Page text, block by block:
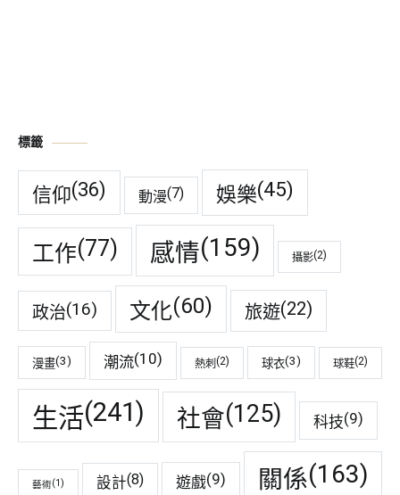
標籤
信仰(36) 動漫(7) 娛樂(45)
工作(77) 感情(159) 攝影(2)
政治(16) 文化(60) 旅遊(22)
漫畫(3) 潮流(10) 熱刺 (2) 球衣(3) 球鞋(2)
生活(241) 社會(125) 科技(9)
藝術(1) 設計(8) 遊戲(9) 關係(163)